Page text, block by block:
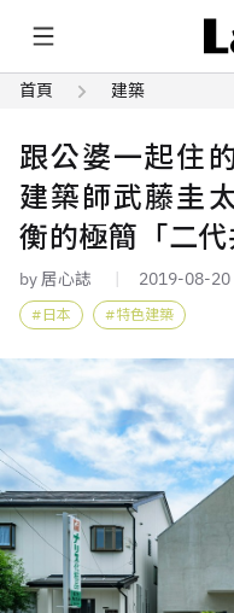
首頁 建築
跟公婆一起住
建築師武藤圭
衡的極簡「二代
by 居心誌 2019-08-20
日本 特色建築